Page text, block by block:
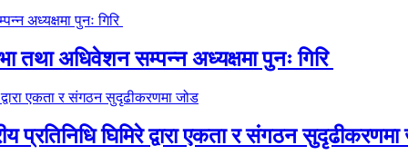
तथा अधिवेशन सम्पन्न अध्यक्षमा पुनः गिरि
प्रतिनिधि घिमिरे द्वारा एकता र संगठन